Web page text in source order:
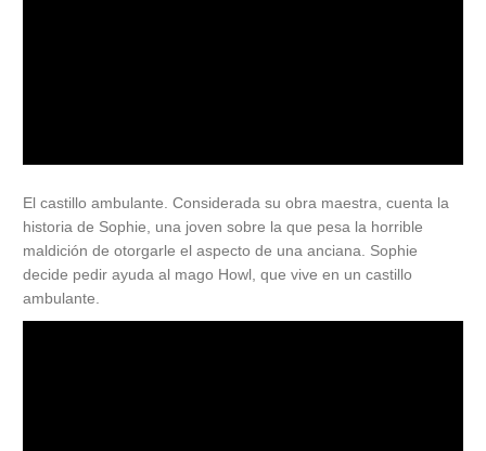
El castillo ambulante. Considerada su obra maestra, cuenta la
historia de Sophie, una joven sobre la que pesa la horrible
maldición de otorgarle el aspecto de una anciana. Sophie
decide pedir ayuda al mago Howl, que vive en un castillo
ambulante.